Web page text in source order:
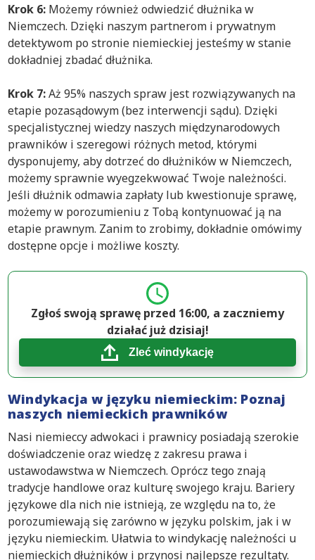
Krok 6: Możemy również odwiedzić dłużnika w
Niemczech. Dzięki naszym partnerom i prywatnym
detektywom po stronie niemieckiej jesteśmy w stanie
dokładniej zbadać dłużnika.
Krok 7:Aż 95% naszych spraw jest rozwiązywanych na
etapie pozasądowym (bez interwencji sądu). Dzięki
specjalistycznej wiedzy naszych międzynarodowych
prawników i szeregowi różnych metod, którymi
dysponujemy, aby dotrzeć do dłużników w Niemczech,
możemy sprawnie wyegzekwować Twoje należności.
Jeśli dłużnik odmawia zapłaty lub kwestionuje sprawę,
możemy w porozumieniu z Tobą kontynuować ją na
etapie prawnym. Zanim to zrobimy, dokładnie omówimy
dostępne opcje i możliwe koszty.
Zgłoś swoją sprawę przed 16:00, a zaczniemy
działać już dzisiaj!
Zleć windykację
Windykacja w języku niemieckim: Poznaj
naszych niemieckich prawników
Nasi niemieccy adwokaci i prawnicy posiadają szerokie
doświadczenie oraz wiedzę z zakresu prawa i
ustawodawstwa w Niemczech. Oprócz tego znają
tradycje handlowe oraz kulturę swojego kraju. Bariery
językowe dla nich nie istnieją, ze względu na to, że
porozumiewają się zarówno w języku polskim, jak i w
języku niemieckim. Ułatwia to windykację należności u
niemieckich dłużników i przynosi najlepsze rezultaty.